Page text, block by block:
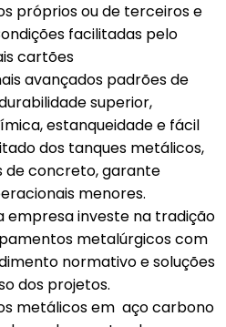
próprios ou de terceiros e
facilitadas pelo
cartões
avançados padrões de
superior,
estanqueidade e fácil
dos tanques metálicos,
de concreto, garante
menores.
empresa investe na tradição
metalúrgicos com
normativo e soluções
dos projetos.
metálicos em aço carbono